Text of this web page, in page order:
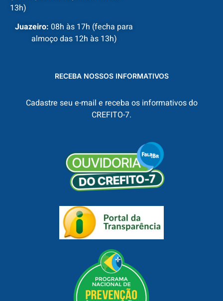
13h)
Juazeiro: 08h às 17h (fecha para
almoço das 12h às 13h)
RECEBA NOSSOS INFORMATIVOS
Cadastre seu e-mail e receba os informativos do
CREFITO-7.